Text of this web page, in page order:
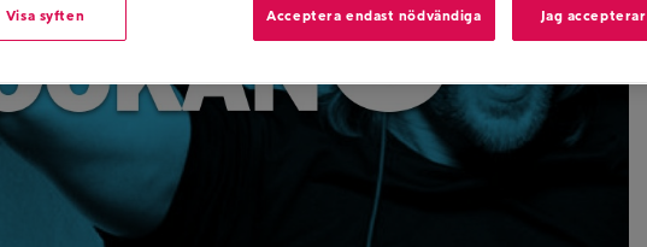
Acceptera endast nödvändiga Jag accepterar
Visa syften